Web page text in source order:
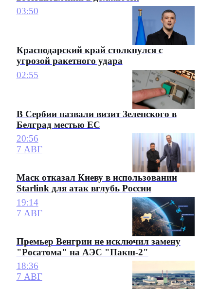
03:50
Краснодарский край столкнулся с
угрозой ракетного удара
02:55
В Сербии назвали визит Зеленского в
Белград местью ЕС
20:56
7 АВГ
Маск отказал Киеву в использовании
Starlink для атак вглубь России
19:14
7 АВГ
Премьер Венгрии не исключил замену
"Росатома" на АЭС "Пакш-2"
18:36
7 АВГ